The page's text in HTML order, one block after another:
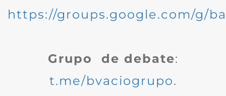
https://groups.google.com/g/
Grupo de debate:
t.me/bvaciogrupo.